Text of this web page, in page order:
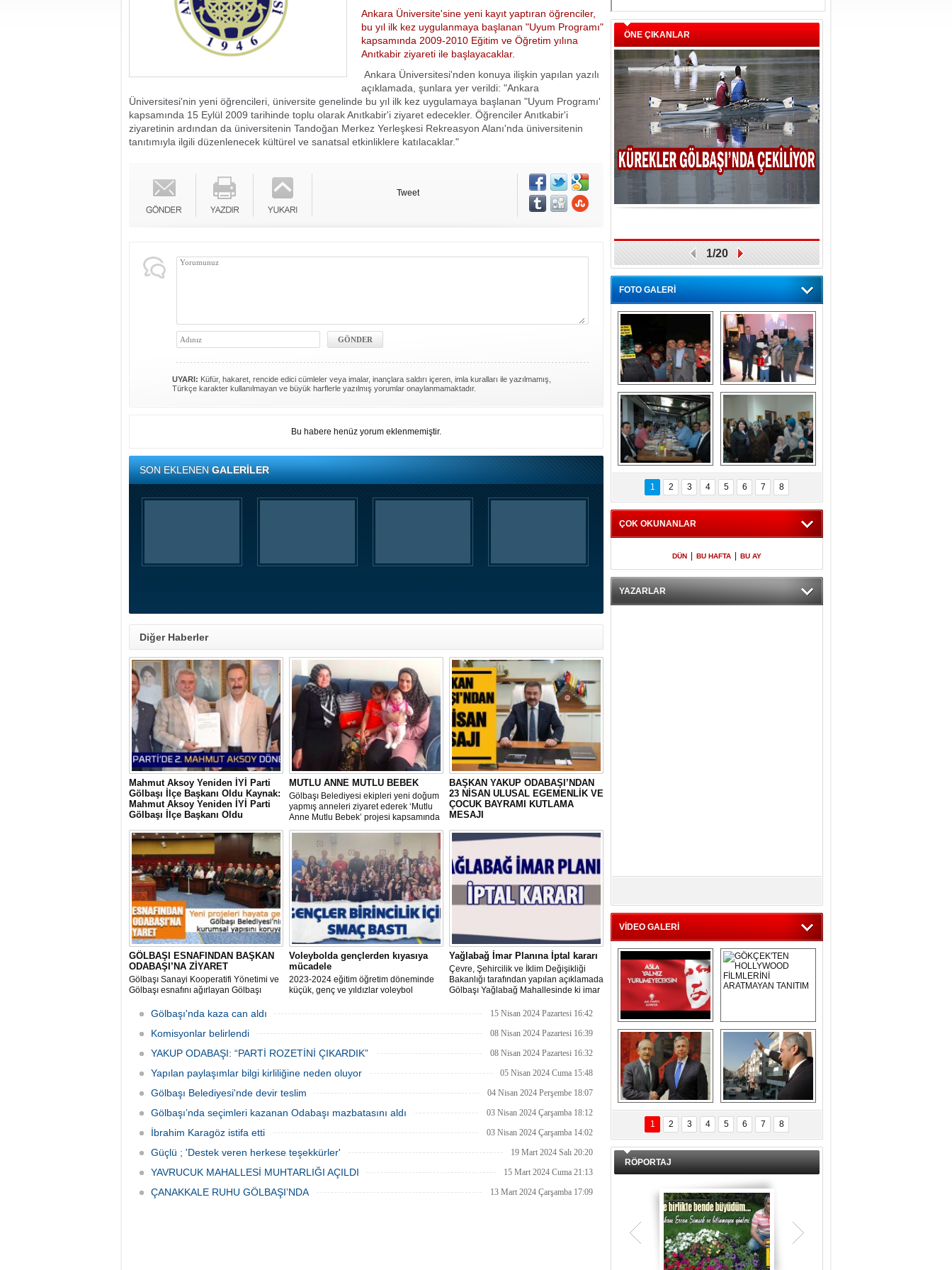
Ankara Üniversite'sine yeni kayıt yaptıran öğrenciler,
bu yıl ilk kez uygulanmaya başlanan "Uyum Programı"
kapsamında 2009-2010 Eğitim ve Öğretim yılına
Anıtkabir ziyareti ile başlayacaklar.
Ankara Üniversitesi'nden konuya ilişkin yapılan yazılı
açıklamada, şunlara yer verildi: "Ankara
Üniversitesi'nin yeni öğrencileri, üniversite genelinde bu yıl ilk kez uygulamaya başlanan "Uyum Programı'
kapsamında 15 Eylül 2009 tarihinde toplu olarak Anıtkabir'i ziyaret edecekler. Öğrenciler Anıtkabir'i
ziyaretinin ardından da üniversitenin Tandoğan Merkez Yerleşkesi Rekreasyon Alanı'nda üniversitenin
tanıtımıyla ilgili düzenlenecek kültürel ve sanatsal etkinliklere katılacaklar."
Tweet
UYARI: Küfür, hakaret, rencide edici cümleler veya imalar, inançlara saldırı içeren, imla kuralları ile yazılmamış,
Türkçe karakter kullanılmayan ve büyük harflerle yazılmış yorumlar onaylanmamaktadır.
Bu habere henüz yorum eklenmemiştir.
SON EKLENENGALERİLER
Diğer Haberler
Mahmut Aksoy Yeniden İYİ Parti
Gölbaşı İlçe Başkanı Oldu Kaynak:
Mahmut Aksoy Yeniden İYİ Parti
Gölbaşı İlçe Başkanı Oldu
Mahmut Aksoy Yeniden İYİ Parti Gölbaşı
İlçe Başkanı Oldu
MUTLU ANNE MUTLU BEBEK
Gölbaşı Belediyesi ekipleri yeni doğum
yapmış anneleri ziyaret ederek ‘Mutlu
Anne Mutlu Bebek’ projesi kapsamında
hem içerisinde doğum sonrası temel
ediyor hem de uygulamalı eğitim
veriyor.
BAŞKAN YAKUP ODABAŞI’NDAN
23 NİSAN ULUSAL EGEMENLİK VE
ÇOCUK BAYRAMI KUTLAMA
MESAJI
Gölbaşı Belediye Başkanı Yakup
Odabaşı, TBMM’nin kuruluşunun 104.
Egemenlik ve Çocuk Bayramı’nı
kutladığı bir mesaj yayınladı:
GÖLBAŞI ESNAFINDAN BAŞKAN
ODABAŞI’NA ZİYARET
Gölbaşı Sanayi Kooperatifi Yönetimi ve
Gölbaşı esnafını ağırlayan Gölbaşı
istişare ile yöneteceklerini belirterek
“Yeni projeleri hayata geçireceğiz.
Gölbaşı’mızın daha yaşanabilir, daha
Voleybolda gençlerden kıyasıya
mücadele
2023-2024 eğitim öğretim döneminde
küçük, genç ve yıldızlar voleybol
Yağlabağ İmar Planına İptal kararı
Çevre, Şehircilik ve İklim Değişikliği
Bakanlığı tarafından yapılan açıklamada
Gölbaşı Yağlabağ Mahallesinde ki imar
Gölbaşı'nda kaza can aldı 15 Nisan 2024 Pazartesi 16:42
Komisyonlar belirlendi 08 Nisan 2024 Pazartesi 16:39
YAKUP ODABAŞI: “PARTİ ROZETİNİ ÇIKARDIK” 08 Nisan 2024 Pazartesi 16:32
Yapılan paylaşımlar bilgi kirliliğine neden oluyor 05 Nisan 2024 Cuma 15:48
Gölbaşı Belediyesi'nde devir teslim 04 Nisan 2024 Perşembe 18:07
Gölbaşı’nda seçimleri kazanan Odabaşı mazbatasını aldı 03 Nisan 2024 Çarşamba 18:12
İbrahim Karagöz istifa etti 03 Nisan 2024 Çarşamba 14:02
Güçlü ; 'Destek veren herkese teşekkürler' 19 Mart 2024 Salı 20:20
YAVRUCUK MAHALLESİ MUHTARLIĞI AÇILDI 15 Mart 2024 Cuma 21:13
ÇANAKKALE RUHU GÖLBAŞI’NDA 13 Mart 2024 Çarşamba 17:09
ÖNE ÇIKANLAR
1/20
FOTO GALERİ
Gölbaşı GAZZE
İÇİN YÜRÜDÜ
Kaymakamlıktan
iftar yemeği
Kaymakamlıktan
iftar yemeği
NERGÜL
YILDIRIM SEÇİM
BÜROSUNU AÇTI
1 2 3 4 5 6 7 8
ÇOK OKUNANLAR
DÜN BU HAFTA BU AY
YAZARLAR
VİDEO GALERİ
Asla Yalnız
Yürümeyeceksin
Uzun Adam
GÖKÇEK'TEN
HOLLYWOOD
FİLMLERİNİ
ARATMAYAN
TANITIM
DAL İÇERİ ZÜBÜK!
ERCAN ŞİMŞEK
GÖLBAŞI'NDA
KASIRGA ETKİSİ
YARATTI !
1 2 3 4 5 6 7 8
RÖPORTAJ
Teşrik tekbiri nedir? Ne anlama gelir?